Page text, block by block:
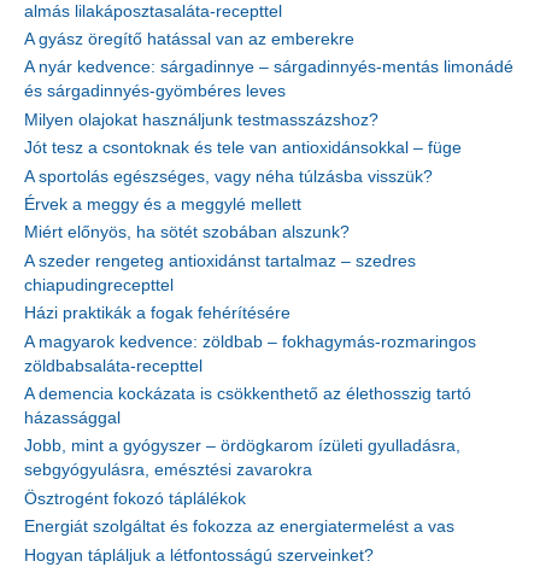
almás lilakáposztasaláta-recepttel
A gyász öregítő hatással van az emberekre
A nyár kedvence: sárgadinnye – sárgadinnyés-mentás limonádé
és sárgadinnyés-gyömbéres leves
Milyen olajokat használjunk testmasszázshoz?
Jót tesz a csontoknak és tele van antioxidánsokkal – füge
A sportolás egészséges, vagy néha túlzásba visszük?
Érvek a meggy és a meggylé mellett
Miért előnyös, ha sötét szobában alszunk?
A szeder rengeteg antioxidánst tartalmaz – szedres
chiapudingrecepttel
Házi praktikák a fogak fehérítésére
A magyarok kedvence: zöldbab – fokhagymás-rozmaringos
zöldbabsaláta-recepttel
A demencia kockázata is csökkenthető az élethosszig tartó
házassággal
Jobb, mint a gyógyszer – ördögkarom ízületi gyulladásra,
sebgyógyulásra, emésztési zavarokra
Ösztrogént fokozó táplálékok
Energiát szolgáltat és fokozza az energiatermelést a vas
Hogyan tápláljuk a létfontosságú szerveinket?